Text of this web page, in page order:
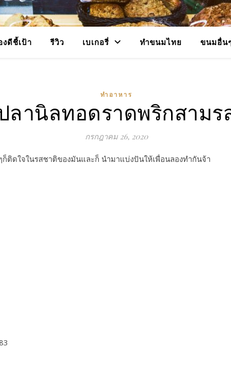
งดีชี้เป้า รีวิว เบเกอรี่ ทำขนมไทย ขนมอื่น
ทำอาหาร
ลานิลทอดราดพริกสามร
กรกฎาคม 26, 2020
ก็ติดใจในรสชาติของมันและก็ นำมาแบ่งปันให้เพื่อนลองทำกันจ้า